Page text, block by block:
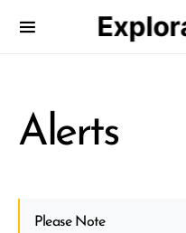
Search for:
Alerts
Please Note